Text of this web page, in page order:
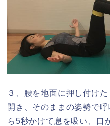
３、腰を地面に押し付け
開き、そのままの姿勢で
ら5秒かけて息を吸い、口